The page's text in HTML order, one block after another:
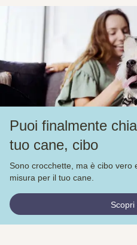
Puoi finalmente
tuo cane, cibo
Sono crocchette, ma è cibo vero
misura per il tuo cane.
Scopri